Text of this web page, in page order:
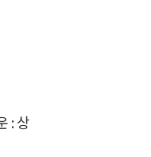
: 상